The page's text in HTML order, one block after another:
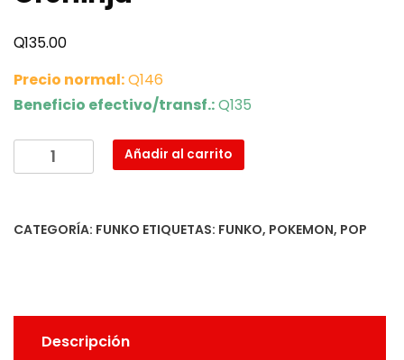
Q135.00
Precio normal:Q146
Beneficio efectivo/transf.:Q135
Greninja
cantidad
Añadir al carrito
CATEGORÍA: FUNKO ETIQUETAS: FUNKO, POKEMON, POP
Descripción